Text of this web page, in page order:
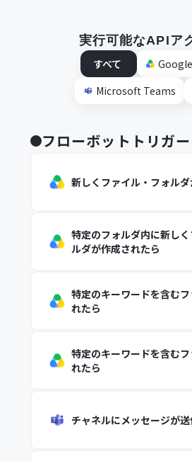
実行可能なAPIア
すべて
Microsoft Teams
フローボットトリガー
新しくファイル・フォル
特定のフォルダ内に新し
ルダが作成されたら
特定のキーワードを含む
れたら
特定のキーワードを含む
れたら
チャネルにメッセージが